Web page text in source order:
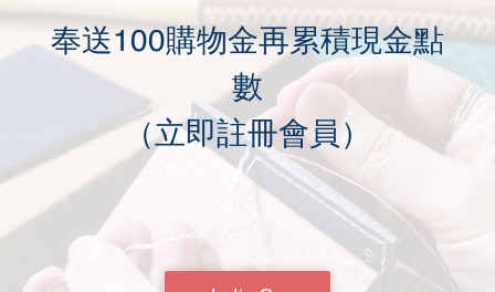
價格含老師輔助教學、燙金刻字體驗、輔助工具任意使用等。
（如線材顏色等則可任意選擇。）
燙金為活字模體驗。
體驗地址：台中龍井區藝術北街29號